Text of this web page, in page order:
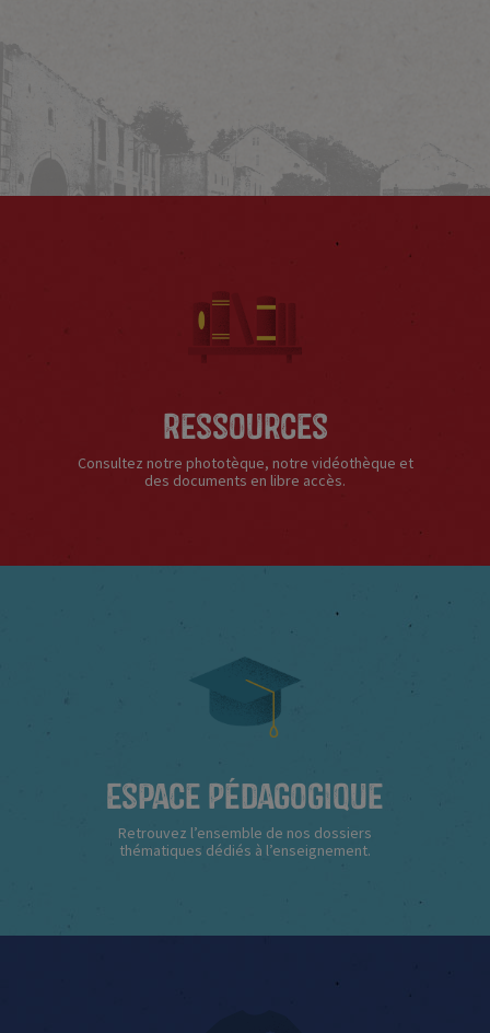
Ressources
Consultez notre phototèque, notre vidéothèque et
des documents en libre accès.
Espace Pédagogique
Retrouvez l’ensemble de nos dossiers
thématiques dédiés à l’enseignement.